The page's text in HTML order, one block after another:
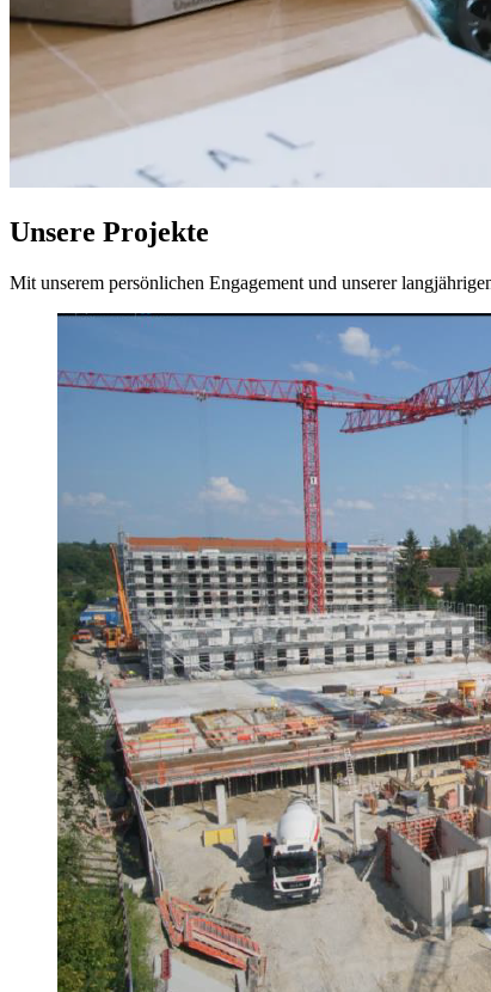
Unsere Projekte
Mit unserem persönlichen Engagement und unserer